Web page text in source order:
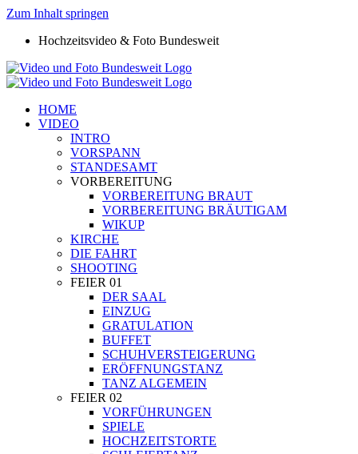
Zum Inhalt springen
Hochzeitsvideo & Foto Bundesweit
HOME
VIDEO
INTRO
VORSPANN
STANDESAMT
VORBEREITUNG
VORBEREITUNG BRAUT
VORBEREITUNG BRÄUTIGAM
WIKUP
KIRCHE
DIE FAHRT
SHOOTING
FEIER 01
DER SAAL
EINZUG
GRATULATION
BUFFET
SCHUHVERSTEIGERUNG
ERÖFFNUNGSTANZ
TANZ ALGEMEIN
FEIER 02
VORFÜHRUNGEN
SPIELE
HOCHZEITSTORTE